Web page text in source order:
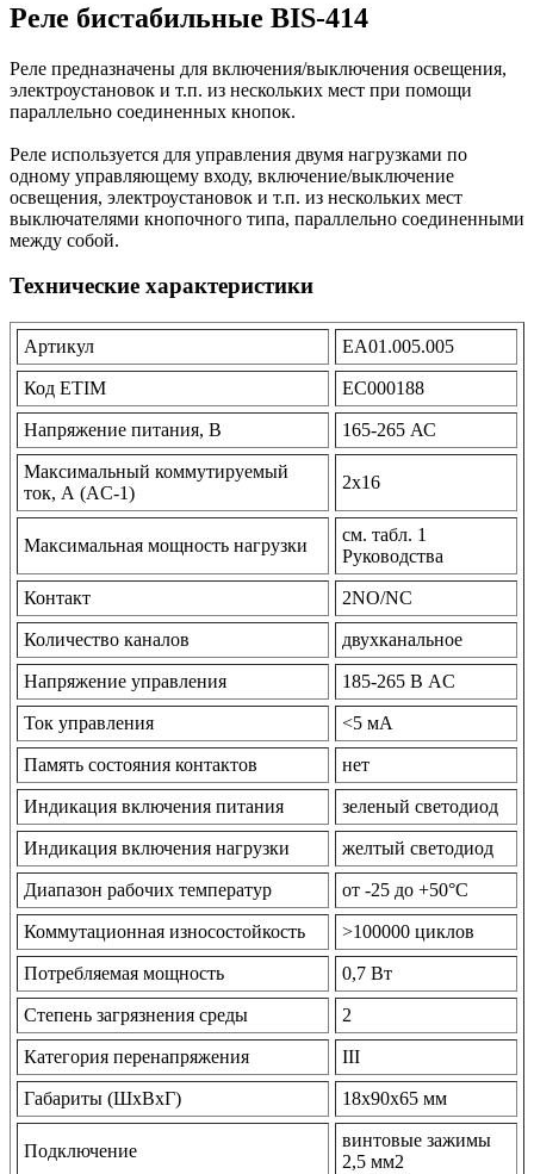
Реле бистабильные BIS-414
Реле предназначены для включения/выключения освещения,
электроустановок и т.п. из нескольких мест при помощи
параллельно соединенных кнопок.
Реле используется для управления двумя нагрузками по
одному управляющему входу, включение/выключение
освещения, электроустановок и т.п. из нескольких мест
выключателями кнопочного типа, параллельно соединенными
между собой.
Технические характеристики
Артикул EA01.005.005
Код ETIM EC000188
Напряжение питания, В 165-265 АС
Максимальный коммутируемый
ток, А (AC-1)
2x16
Максимальная мощность нагрузки
см. табл. 1
Руководства
Контакт 2NO/NC
Количество каналов двухканальное
Напряжение управления 185-265 В AC
Ток управления <5 мА
Память состояния контактов нет
Индикация включения питания зеленый светодиод
Индикация включения нагрузки желтый светодиод
Диапазон рабочих температур от -25 до +50°С
Коммутационная износостойкость >100000 циклов
Потребляемая мощность 0,7 Вт
Степень загрязнения среды 2
Категория перенапряжения III
Габариты (ШхВхГ) 18х90х65 мм
Подключение
винтовые зажимы
2,5 мм2